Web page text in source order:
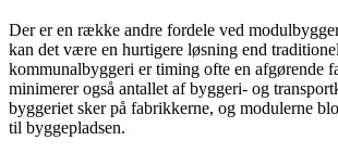
Der er en række andre fordele ved
kan det være en hurtigere løsning end
kommunalbyggeri er timing ofte en afgørende
minimerer også antallet af byggeri- og
byggeriet sker på fabrikkerne, og modulerne
til byggepladsen.